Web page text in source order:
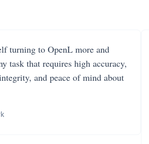
turning to OpenL more and
task that requires high accuracy,
and peace of mind about